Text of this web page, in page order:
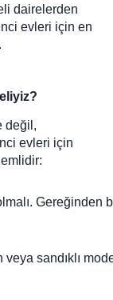
dairelerden
evleri için en
değil,
evleri için
Gereğinden
veya sandıklı